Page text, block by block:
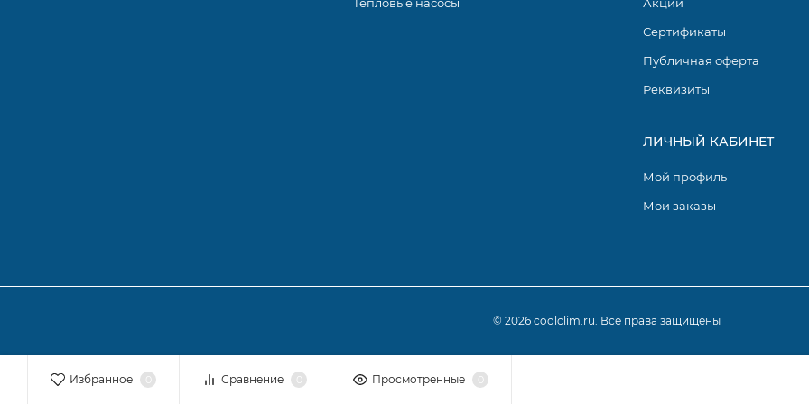
Сертификаты
Публичная оферта
Реквизиты
ЛИЧНЫЙ КАБИНЕТ
Мой профиль
Мои заказы
© 2026 coolclim.ru. Все права защищены
Избранное Сравнение Просмотренные